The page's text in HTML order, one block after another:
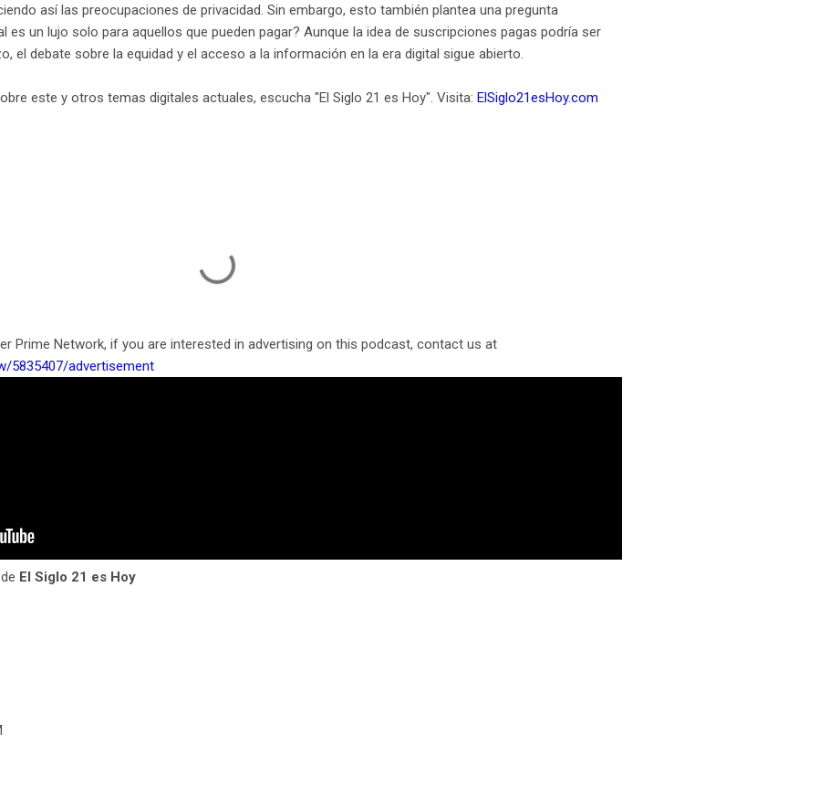
así las preocupaciones de privacidad. Sin embargo, esto también plantea una pregunta
es un lujo solo para aquellos que pueden pagar? Aunque la idea de suscripciones pagas podría ser
el debate sobre la equidad y el acceso a la información en la era digital sigue abierto.
este y otros temas digitales actuales, escucha "El Siglo 21 es Hoy". Visita: ElSiglo21esHoy.com
Prime Network, if you are interested in advertising on this podcast, contact us at
5835407/advertisement
El Siglo 21 es Hoy